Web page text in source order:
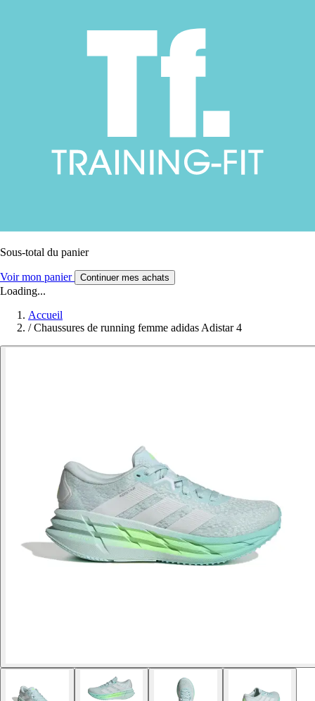
Sous-total du panier
Voir mon panier Continuer mes achats
Loading...
Accueil
/ Chaussures de running femme adidas Adistar 4